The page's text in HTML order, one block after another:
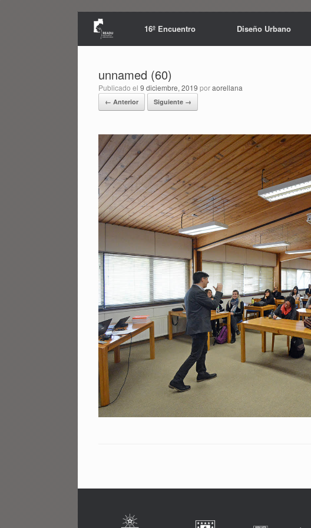
Saltar
al
contenido
16º Encuentro Diseño Urbano
unnamed (60)
Publicado el 9 diciembre, 2019 poraorellana
← Anterior Siguiente →